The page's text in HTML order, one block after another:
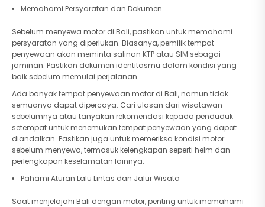
Memahami Persyaratan dan Dokumen
Sebelum menyewa motor di Bali, pastikan untuk memahami
persyaratan yang diperlukan. Biasanya, pemilik tempat
penyewaan akan meminta salinan KTP atau SIM sebagai
jaminan. Pastikan dokumen identitasmu dalam kondisi yang
baik sebelum memulai perjalanan.
Ada banyak tempat penyewaan motor di Bali, namun tidak
semuanya dapat dipercaya. Cari ulasan dari wisatawan
sebelumnya atau tanyakan rekomendasi kepada penduduk
setempat untuk menemukan tempat penyewaan yang dapat
diandalkan. Pastikan juga untuk memeriksa kondisi motor
sebelum menyewa, termasuk kelengkapan seperti helm dan
perlengkapan keselamatan lainnya.
Pahami Aturan Lalu Lintas dan Jalur Wisata
Saat menjelajahi Bali dengan motor, penting untuk memahami